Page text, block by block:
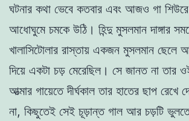
ঘটনার কথা ভেবে কতবার এবং আজও গা
আধোঘুমে চমকে উঠি। হিন্দু মুসলমান দাঙ্গার
খালাসিটোলার রাস্তায় একজন মুসলমান ছেলে
দিয়ে একটা চড় মেরেছিল। সে জানত না তার
আত্মার গায়েতে দীর্ঘকাল তার হাতের ছাপ রেখে
না, কিছুতেই সেই চূড়ান্ত গাল আর চড়টি ভুলতে